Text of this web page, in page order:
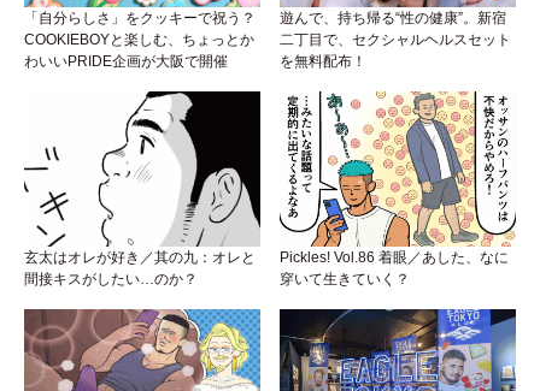
「自分らしさ」をクッキーで祝う？
COOKIEBOYと楽しむ、ちょっとか
わいいPRIDE企画が大阪で開催
遊んで、持ち帰る“性の健康”。新宿
二丁目で、セクシャルヘルスセット
を無料配布！
玄太はオレが好き／其の九：オレと
間接キスがしたい…のか？
Pickles! Vol.86 着眼／あした、なに
穿いて生きていく？